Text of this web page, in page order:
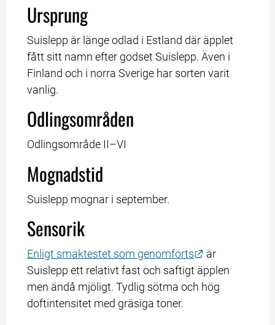
Ursprung
Suislepp är länge odlad i Estland där äpplet
fått sitt namn efter godset Suislepp. Även i
Finland och i norra Sverige har sorten varit
vanlig.
Odlingsområden
Odlingsområde II–VI
Mognadstid
Suislepp mognar i september.
Sensorik
Enligt smaktestet som genomförts Länk till
är
Suislepp ett relativt fast och saftigt äpplen
men ändå mjöligt. Tydlig sötma och hög
doftintensitet med gräsiga toner.